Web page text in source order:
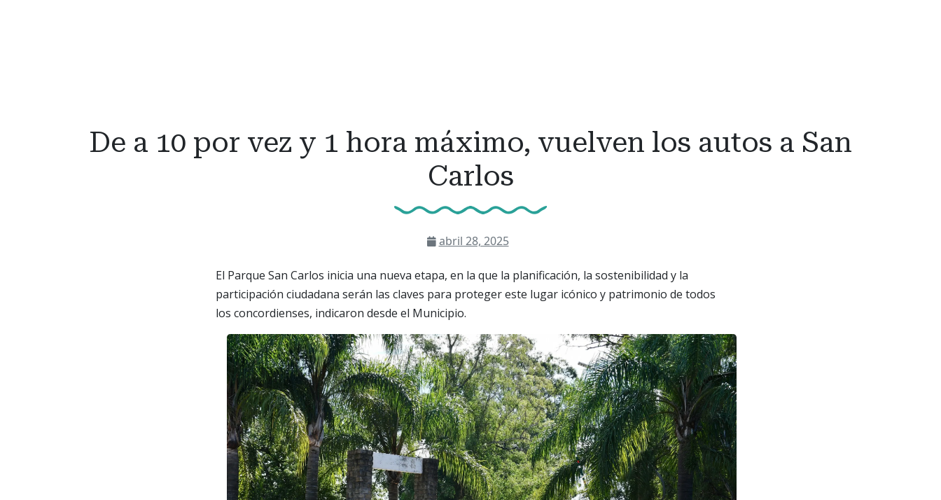
De a 10 por vez y 1 hora máximo, vuelven los autos a San
Carlos
abril 28, 2025
El Parque San Carlos inicia una nueva etapa, en la que la planificación, la sostenibilidad y la
participación ciudadana serán las claves para proteger este lugar icónico y patrimonio de todos
los concordienses, indicaron desde el Municipio.